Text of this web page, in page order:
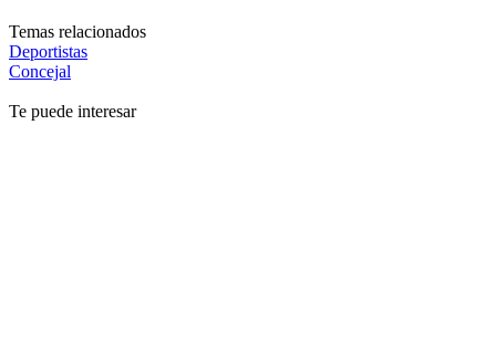
Temas relacionados
Deportistas
Concejal
Te puede interesar